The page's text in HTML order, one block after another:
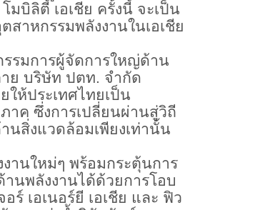
มบิลิตี้ เอเชีย ครั้งนี้ จะเป็น
าหกรรมพลังงานในเอเชีย
รมการผู้จัดการใหญ่ด้าน
ย บริษัท ปตท. จำกัด
ห้ประเทศไทยเป็น
าค ซึ่งการเปลี่ยนผ่านสู่วิถี
สิ่งแวดล้อมเพียงเท่านั้น
านใหม่ๆ พร้อมกระตุ้นการ
นพลังงานได้ด้วยการโอบ
เอเนอร์ยี เอเชีย และ ฟิว